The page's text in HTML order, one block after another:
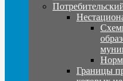
Границы